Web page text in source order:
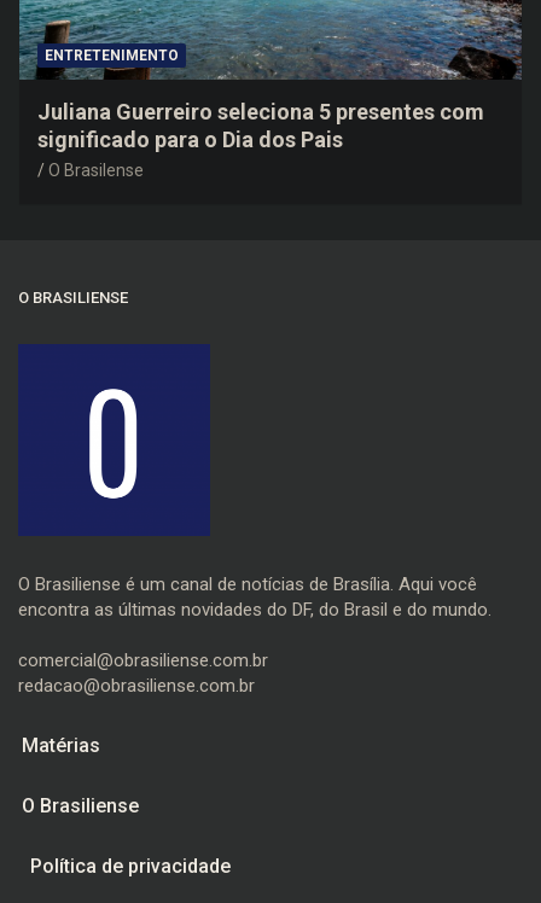
ENTRETENIMENTO
Juliana Guerreiro seleciona 5 presentes com
significado para o Dia dos Pais
O Brasilense
O BRASILIENSE
O Brasiliense é um canal de notícias de Brasília. Aqui você
encontra as últimas novidades do DF, do Brasil e do mundo.
comercial@obrasiliense.com.br
redacao@obrasiliense.com.br
Matérias
O Brasiliense
Política de privacidade